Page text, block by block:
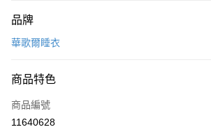
信用卡一次付款
LINE Pay
街口支付
品牌
華歌爾睡衣
商品特色
商品編號
11640628